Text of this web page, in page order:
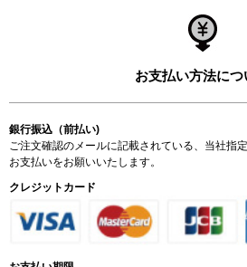
お支払い方法につ
銀行振込（前払い)
ご注文確認のメールに記載されている、当社指
お支払いをお願いいたします。
クレジットカード